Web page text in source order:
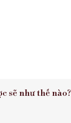
sẽ như thế nào?